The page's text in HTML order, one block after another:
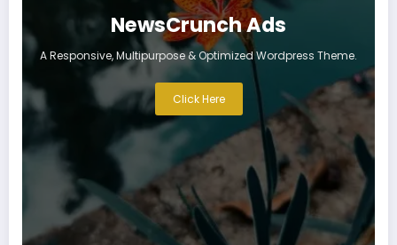
NewsCrunch Ads
A Responsive, Multipurpose & Optimized Wordpress Theme.
Click Here